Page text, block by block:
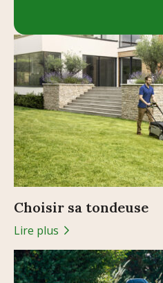
Choisir sa tondeuse
Lire plus